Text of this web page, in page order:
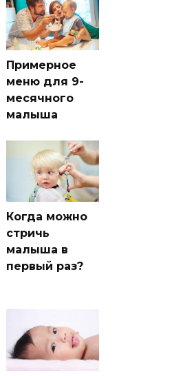
Примерное
меню для 9-
месячного
малыша
Когда можно
стричь
малыша в
первый раз?